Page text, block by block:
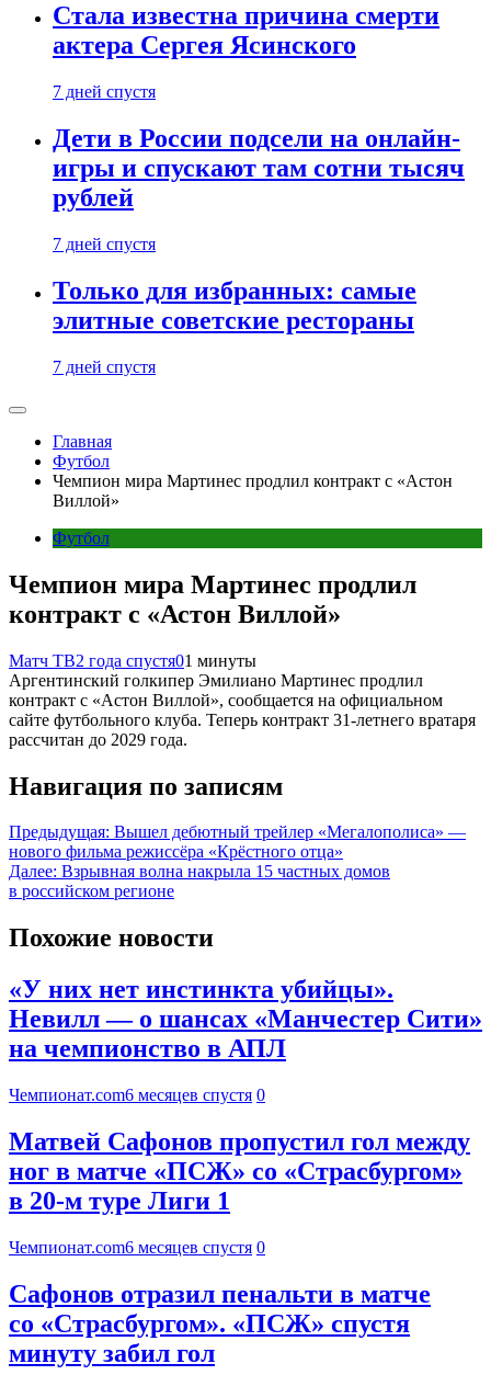
Стала известна причина смерти
актера Сергея Ясинского
7 дней спустя
Дети в России подсели на онлайн-
игры и спускают там сотни тысяч
рублей
7 дней спустя
Только для избранных: самые
элитные советские рестораны
7 дней спустя
Главная
Футбол
Чемпион мира Мартинес продлил контракт с «Астон
Виллой»
Футбол
Чемпион мира Мартинес продлил
контракт с «Астон Виллой»
Матч ТВ2 года спустя01 минуты
Аргентинский голкипер Эмилиано Мартинес продлил
контракт с «Астон Виллой», сообщается на официальном
сайте футбольного клуба. Теперь контракт 31‑летнего вратаря
рассчитан до 2029 года.
Навигация по записям
Предыдущая: Вышел дебютный трейлер «Мегалополиса» —
нового фильма режиссёра «Крёстного отца»
Далее: Взрывная волна накрыла 15 частных домов
в российском регионе
Похожие новости
«У них нет инстинкта убийцы».
Невилл — о шансах «Манчестер Сити»
на чемпионство в АПЛ
Чемпионат.com6 месяцев спустя 0
Матвей Сафонов пропустил гол между
ног в матче «ПСЖ» со «Страсбургом»
в 20-м туре Лиги 1
Чемпионат.com6 месяцев спустя 0
Сафонов отразил пенальти в матче
со «Страсбургом». «ПСЖ» спустя
минуту забил гол